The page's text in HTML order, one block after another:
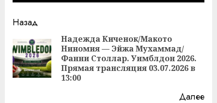
Продолжить
чтение
Назад
Надежда Киченок/Макото
Ниномия — Эйжа Мухаммад/
Фанни Столлар. Уимблдон 2026.
Прямая трансляция 03.07.2026 в
13:00
Далее